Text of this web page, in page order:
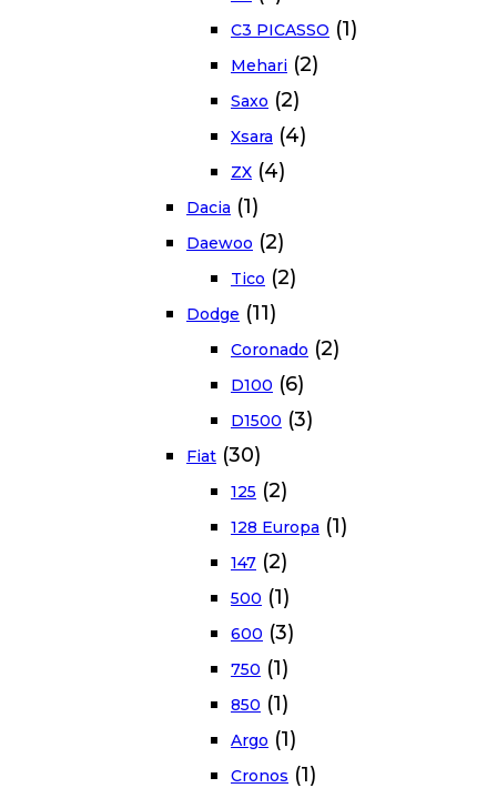
C3 PICASSO (1)
Mehari (2)
Saxo (2)
Xsara (4)
ZX (4)
Dacia (1)
Daewoo (2)
Tico (2)
Dodge (11)
Coronado (2)
D100 (6)
D1500 (3)
Fiat (30)
125 (2)
128 Europa (1)
147 (2)
500 (1)
600 (3)
750 (1)
850 (1)
Argo (1)
Cronos (1)